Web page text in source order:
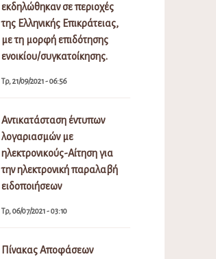
εκδηλώθηκαν σε περιοχές
της Ελληνικής Επικράτειας,
με τη μορφή επιδότησης
ενοικίου/συγκατοίκησης.
Τρ, 21/09/2021 - 06:56
Αντικατάσταση έντυπων
λογαριασμών με
ηλεκτρονικούς-Αίτηση για
την ηλεκτρονική παραλαβή
ειδοποιήσεων
Τρ, 06/07/2021 - 03:10
Πίνακας Αποφάσεων